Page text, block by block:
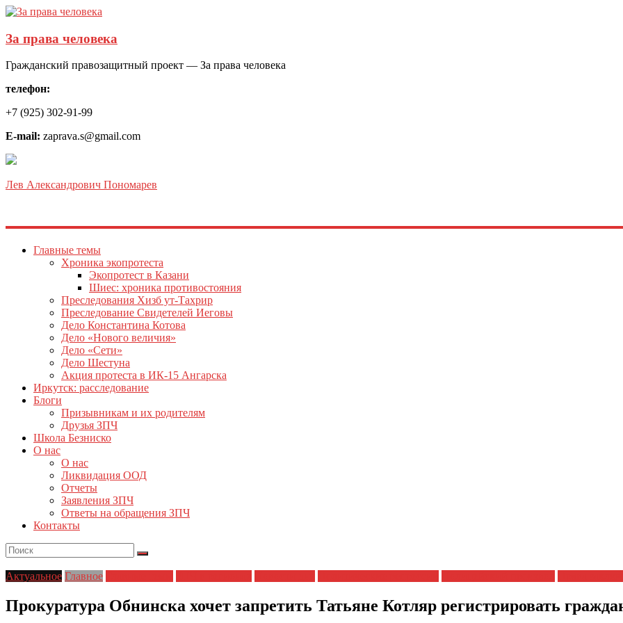
За права человека
Гражданский правозащитный проект — За права человека
телефон:
+7 (925) 302-91-99
E-mail: zaprava.s@gmail.com
Лев Александрович Пономарев
Главные темы
Хроника экопротеста
Экопротест в Казани
Шиес: хроника противостояния
Преследования Хизб ут-Тахрир
Преследование Свидетелей Иеговы
Дело Константина Котова
Дело «Нового величия»
Дело «Сети»
Дело Шестуна
Акция протеста в ИК-15 Ангарска
Иркутск: расследование
Блоги
Призывникам и их родителям
Друзья ЗПЧ
Школа Безниско
О нас
О нас
Ликвидация ООД
Отчеты
Заявления ЗПЧ
Ответы на обращения ЗПЧ
Контакты
Актуальное Главное
Прокуратура Обнинска хочет запретить Татьяне Котляр регистрировать